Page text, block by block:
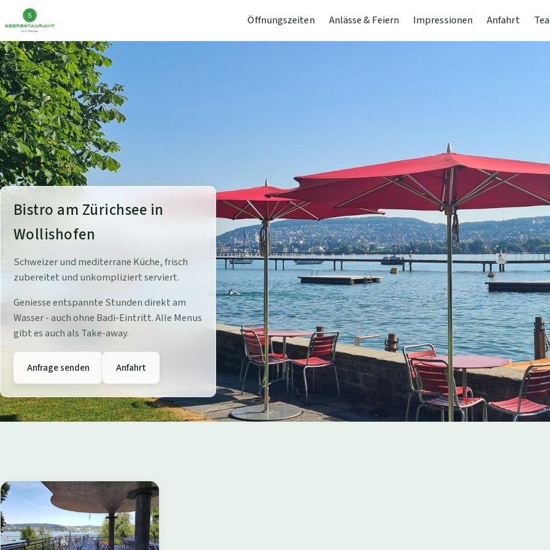
Öffnungszeiten Anlässe & Feiern Impressionen Anfahrt
S
e
e
r
e
s
t
a
u
r
n
t
B
Bistro am Zürichsee in
Wollishofen
Schweizer und mediterrane Küche, frisch
zubereitet und unkompliziert serviert.
Geniesse entspannte Stunden direkt am
Wasser - auch ohne Badi-Eintritt. Alle Menus
gibt es auch als Take-away.
Anfrage senden Anfahrt